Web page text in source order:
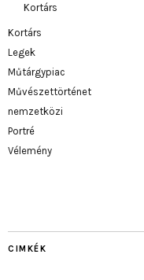
Kortárs
Kortárs
Legek
Műtárgypiac
Művészettörténet
nemzetközi
Portré
Vélemény
CIMKÉK